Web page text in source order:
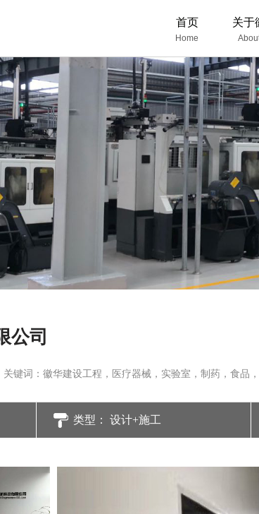
首页
Home
关于
公司
关键词：徽华建设工程，医疗器械，实验室，制药，食品
类型： 设计+施工